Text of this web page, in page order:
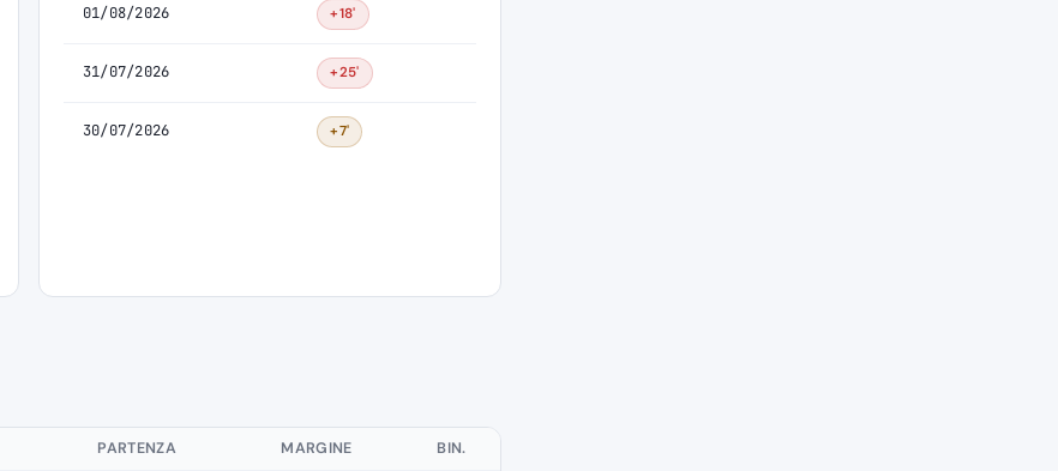
01/08/2026 +18'
31/07/2026 +25'
30/07/2026 +7'
PARTENZA MARGINE BIN.